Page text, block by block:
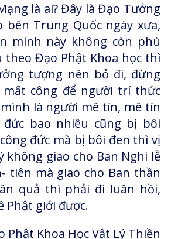
là ai? Đây là Đạo Tưởng
bên Trung Quốc ngày xưa,
minh này không còn phù
theo Đạo Phật Khoa học thì
tượng nên bỏ đi, đừng
mất công để người trí thức
là người mê tín, mê tín
đức bao nhiêu cũng bị bôi
đức mà bị bôi đen thì vị
không giao cho Ban Nghi lễ
tiên mà giao cho Ban thần
quả thì phải đi luân hồi,
Phật giới được.
Phật Khoa Học Vật Lý Thiền